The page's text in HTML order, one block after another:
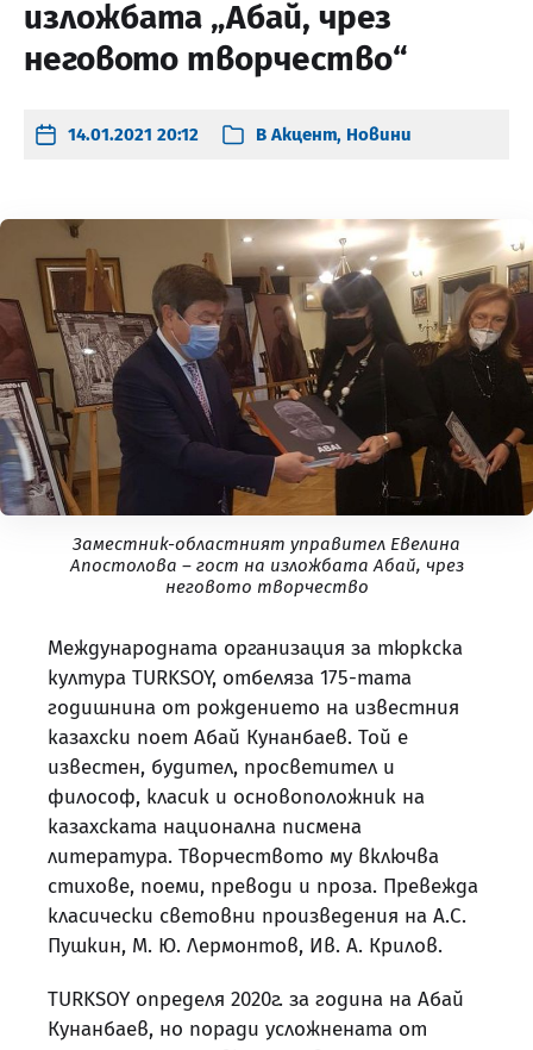
изложбата „Абай, чрез
неговото творчество“
14.01.2021 20:12 В Акцент, Новини
Заместник-областният управител Евелина
Апостолова – гост на изложбата Абай, чрез
неговото творчество
Международната организация за тюркска
култура TURKSOY, отбеляза 175-тата
годишнина от рождението на известния
казахски поет Абай Кунанбаев. Той е
известен, будител, просветител и
философ, класик и основоположник на
казахската национална писмена
литература. Творчеството му включва
стихове, поеми, преводи и проза. Превежда
класически световни произведения на А.С.
Пушкин, М. Ю. Лермонтов, Ив. А. Крилов.
TURKSOY определя 2020г. за година на Абай
Кунанбаев, но поради усложнената от